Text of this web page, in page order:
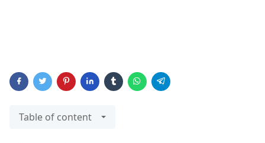
Table of content